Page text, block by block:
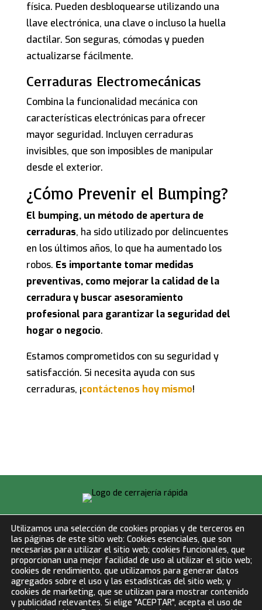
física. Pueden desbloquearse utilizando una
llave electrónica, una clave o incluso la huella
dactilar. Son seguras, cómodas y pueden
actualizarse fácilmente.
Cerraduras Electromecánicas
Combina la funcionalidad mecánica con
características electrónicas para ofrecer
mayor seguridad. Incluyen cerraduras
invisibles, que son imposibles de manipular
desde el exterior.
¿Cómo Prevenir el Bumping?
El bumping, un método de apertura de
cerraduras, ha sido utilizado por delincuentes
en los últimos años, lo que ha aumentado los
robos. Es importante tomar medidas
preventivas, como mejorar la calidad de la
cerradura y buscar asesoramiento
profesional para garantizar la seguridad del
hogar o negocio.
Estamos comprometidos con su seguridad y
satisfacción. Si necesita ayuda con sus
cerraduras, ¡contáctenos hoy mismo!
info@cerrajeriarapida.net
677 153 750
LLAMAR AHORA
Utilizamos una selección de cookies propias y de terceros en
las páginas de este sitio web: Cookies esenciales, que son
necesarias para utilizar el sitio web; cookies funcionales, que
proporcionan una mejor facilidad de uso al utilizar el sitio web;
cookies de rendimiento, que utilizamos para generar datos
agregados sobre el uso y las estadísticas del sitio web; y
cookies de marketing, que se utilizan para mostrar contenido
y publicidad relevantes. Si elige "ACEPTAR", acepta el uso de